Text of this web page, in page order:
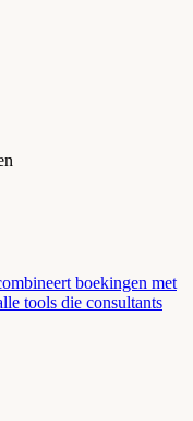
boekingen met
tools die consultants